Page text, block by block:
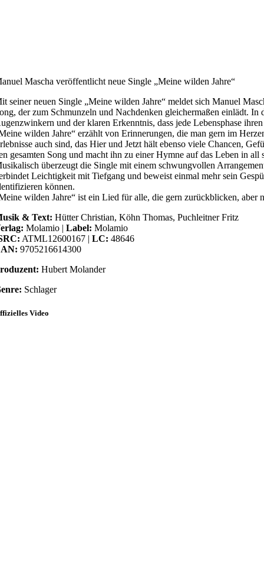
Mascha veröffentlicht neue Single „Meine wilden Jahre“
seiner neuen Single „Meine wilden Jahre“ meldet sich Manuel
der zum Schmunzeln und Nachdenken gleichermaßen einlädt.
und der klaren Erkenntnis, dass jede Lebensphase
wilden Jahre“ erzählt von Erinnerungen, die man gern im
auch sind, das Hier und Jetzt hält ebenso viele Chancen,
gesamten Song und macht ihn zu einer Hymne auf das Leben in all
überzeugt die Single mit einem schwungvollen
Leichtigkeit mit Tiefgang und beweist einmal mehr sein
können.
wilden Jahre“ ist ein Lied für alle, die gern zurückblicken, aber
& Text: Hütter Christian, Köhn Thomas, Puchleitner Fritz
Molamio | Label: Molamio
ATML12600167 | LC: 48646
9705216614300
Hubert Molander
Schlager
Video